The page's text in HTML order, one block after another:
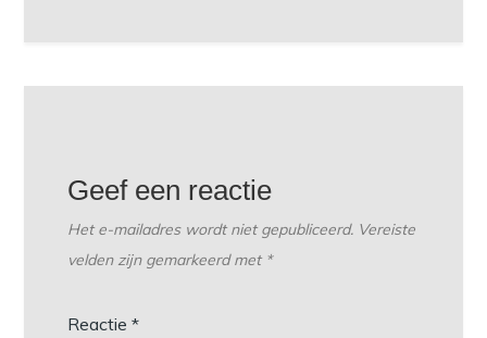
Geef een reactie
Het e-mailadres wordt niet gepubliceerd. Vereiste
velden zijn gemarkeerd met *
Reactie*